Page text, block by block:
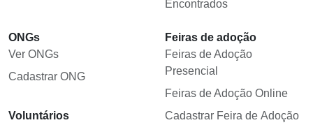
Encontrados
ONGs
Ver ONGs
Cadastrar ONG
Voluntários
Feiras de adoção
Feiras de Adoção
Presencial
Feiras de Adoção Online
Cadastrar Feira de Adoção